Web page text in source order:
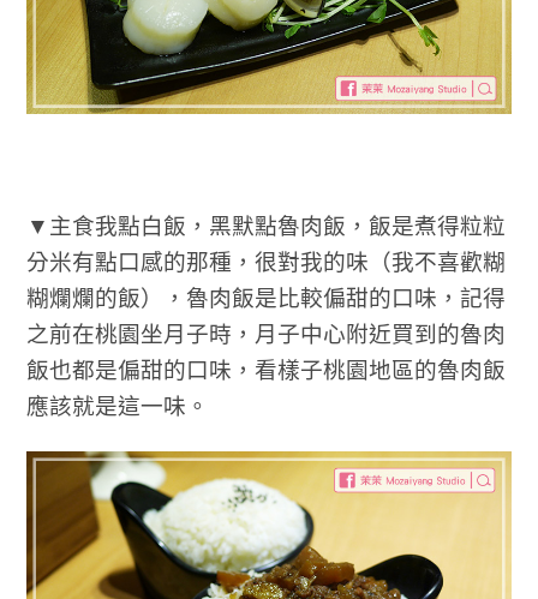
▼主食我點白飯，黑默點魯肉飯，飯是煮得粒粒
分米有點口感的那種，很對我的味（我不喜歡糊
糊爛爛的飯），魯肉飯是比較偏甜的口味，記得
之前在桃園坐月子時，月子中心附近買到的魯肉
飯也都是偏甜的口味，看樣子桃園地區的魯肉飯
應該就是這一味。